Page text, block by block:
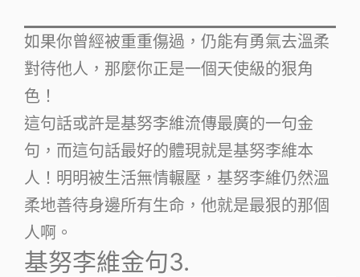
如果你曾經被重重傷過，仍能有勇氣去溫柔
對待他人，那麼你正是一個天使級的狠角
色！
這句話或許是基努李維流傳最廣的一句金
句，而這句話最好的體現就是基努李維本
人！明明被生活無情輾壓，基努李維仍然溫
柔地善待身邊所有生命，他就是最狠的那個
人啊。
基努李維金句3.